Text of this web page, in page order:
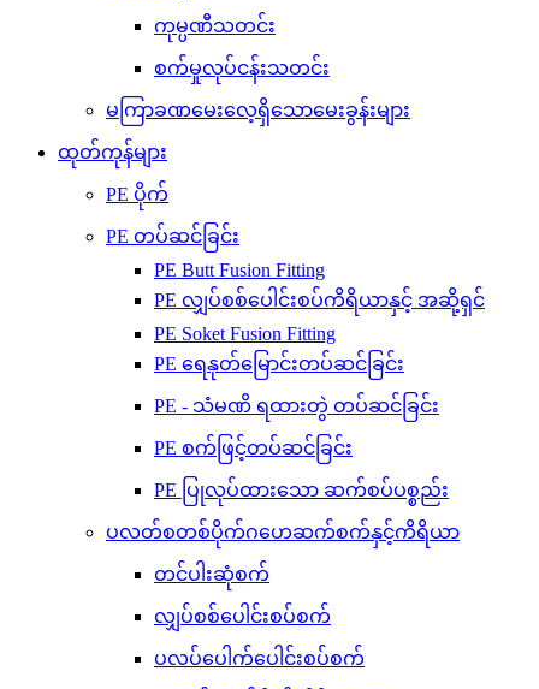
ကုမ္ပဏီသတင်း
စက်မှုလုပ်ငန်းသတင်း
မကြာခဏမေးလေ့ရှိသောမေးခွန်းများ
ထုတ်ကုန်များ
PE ပိုက်
PE တပ်ဆင်ခြင်း
PE Butt Fusion Fitting
PE လျှပ်စစ်ပေါင်းစပ်ကိရိယာနှင့် အဆို့ရှင်
PE Soket Fusion Fitting
PE ရေနုတ်မြောင်းတပ်ဆင်ခြင်း
PE - သံမဏိ ရထားတွဲ တပ်ဆင်ခြင်း
PE စက်ဖြင့်တပ်ဆင်ခြင်း
PE ပြုလုပ်ထားသော ဆက်စပ်ပစ္စည်း
ပလတ်စတစ်ပိုက်ဂဟေဆက်စက်နှင့်ကိရိယာ
တင်ပါးဆုံစက်
လျှပ်စစ်ပေါင်းစပ်စက်
ပလပ်ပေါက်ပေါင်းစပ်စက်